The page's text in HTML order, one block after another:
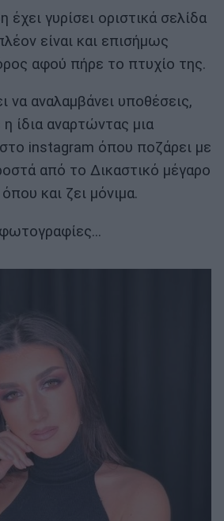
έχει γυρίσει οριστικά σελίδα
είναι και επισήμως
αφού πήρε το πτυχίο της.
να αναλαμβάνει υποθέσεις,
ίδια αναρτώντας μια
instagram όπου ποζάρει με
από το Δικαστικό μέγαρο
και ζει μόνιμα.